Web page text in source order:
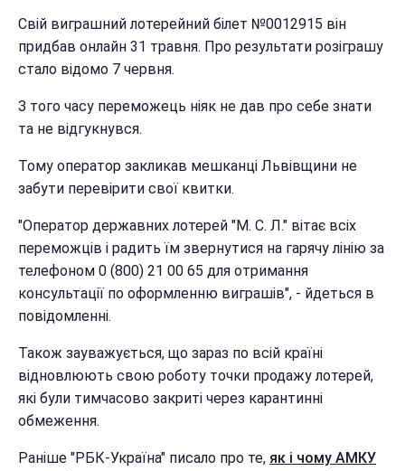
Свій виграшний лотерейний білет №0012915 він
придбав онлайн 31 травня. Про результати розіграшу
стало відомо 7 червня.
З того часу переможець ніяк не дав про себе знати
та не відгукнувся.
Тому оператор закликав мешканці Львівщини не
забути перевірити свої квитки.
"Оператор державних лотерей "М. С. Л." вітає всіх
переможців і радить їм звернутися на гарячу лінію за
телефоном 0 (800) 21 00 65 для отримання
консультації по оформленню виграшів", - йдеться в
повідомленні.
Також зауважується, що зараз по всій країні
відновлюють свою роботу точки продажу лотерей,
які були тимчасово закриті через карантинні
обмеження.
Раніше "РБК-Україна" писало про те, як і чому АМКУ